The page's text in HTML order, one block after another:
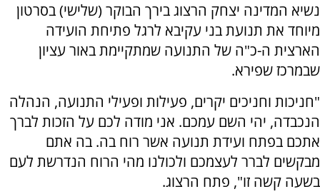
נשיא המדינה יצחק הרצוג בירך הבוקר (שלישי) בסרטון
מיוחד את תנועת בני עקיבא לרגל פתיחת הועידה
הארצית ה-כ"ה של התנועה שמתקיימת באור עציון
שבמרכז שפירא.
"חניכות וחניכים יקרים, פעילות ופעילי התנועה, הנהלה
הנכבדה, יהי השם עמכם. אני מודה לכם על הזכות לברך
אתכם בפתח ועידת תנועה אשר רוח בה. בה אתם
מבקשים לברר לעצמכם ולכולנו מהי הרוח הנדרשת לעם
בשעה קשה זו", פתח הרצוג.